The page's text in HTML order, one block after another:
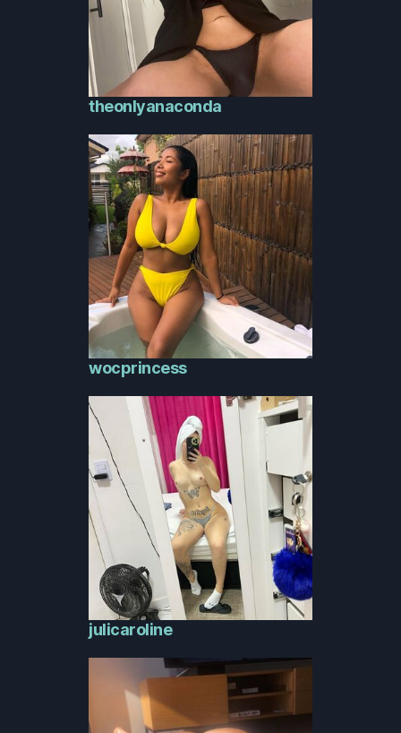
theonlyanaconda
wocprincess
julicaroline